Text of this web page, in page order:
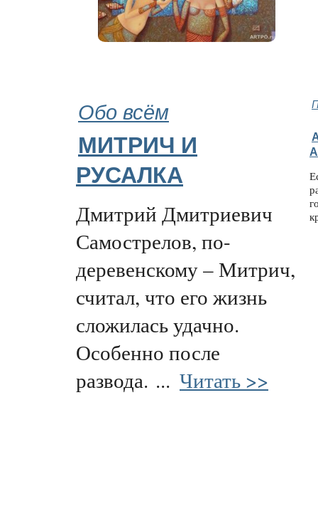
Обо всём
МИТРИЧ И
РУСАЛКА
Дмитрий Дмитриевич
Самострелов, по-
деревенскому – Митрич,
считал, что его жизнь
сложилась удачно.
Особенно после
развода. ... Читать >>